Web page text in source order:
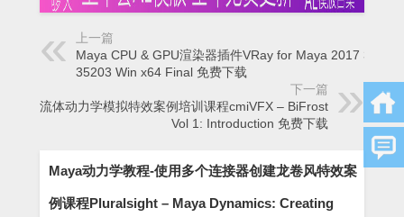
上一篇
Maya CPU & GPU渲染器插件VRay for Maya 2017 3.5 –
35203 Win x64 Final 免费下载
下一篇
Maya流体动力学模拟特效案例培训课程cmiVFX – BiFrost
Vol 1: Introduction 免费下载
Maya动力学教程-使用多个连接器创建龙卷风特效案
例课程Pluralsight – Maya Dynamics: Creating